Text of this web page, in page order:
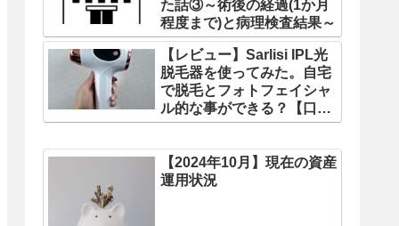
た話③～術後の経過(1か月
程度まで)と病理検査結果～
【レビュー】Sarlisi IPL光
脱毛器を使ってみた。自宅
で脱毛とフォトフェイシャ
ル的な事ができる？【口コ
ミ】
【2024年10月】現在の資産
運用状況